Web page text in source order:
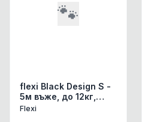
🐾
flexi Black Design S -
5м въже, до 12кг,
розово
Flexi